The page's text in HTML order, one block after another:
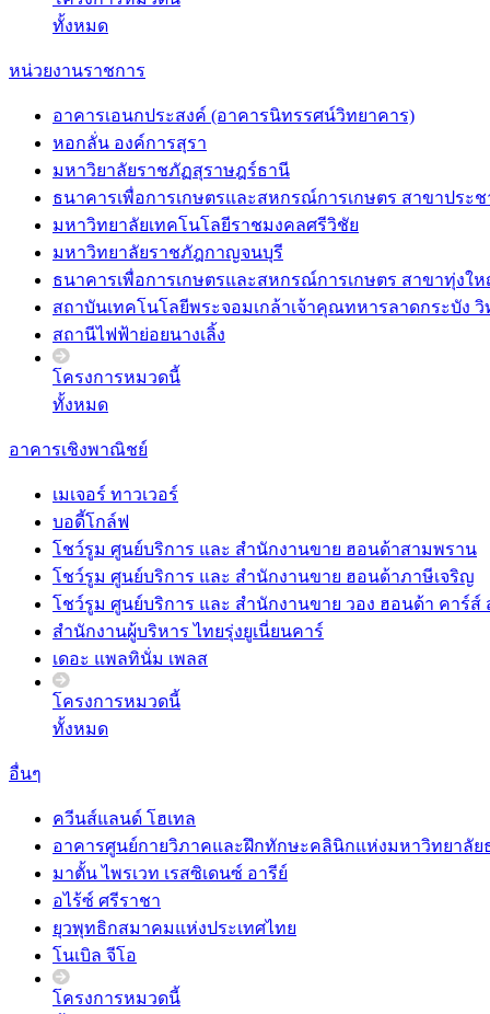
ทั้งหมด
หน่วยงานราชการ
อาคารเอนกประสงค์ (อาคารนิทรรศน์วิทยาคาร)
หอกลั่น องค์การสุรา
มหาวิยาลัยราชภัฏสุราษฎร์ธานี
ธนาคารเพื่อการเกษตรและสหกรณ์การเกษตร สาขาประ
มหาวิทยาลัยเทคโนโลยีราชมงคลศรีวิชัย
มหาวิทยาลัยราชภัฎกาญจนบุรี
ธนาคารเพื่อการเกษตรและสหกรณ์การเกษตร สาขาทุ่งใ
สถาบันเทคโนโลยีพระจอมเกล้าเจ้าคุณทหารลาดกระบัง
สถานีไฟฟ้าย่อยนางเลิ้ง
โครงการหมวดนี้
ทั้งหมด
อาคารเชิงพาณิชย์
เมเจอร์ ทาวเวอร์
บอดี้โกล์ฟ
โชว์รูม ศูนย์บริการ และ สำนักงานขาย ฮอนด้าสามพราน
โชว์รูม ศูนย์บริการ และ สำนักงานขาย ฮอนด้าภาษีเจริญ
โชว์รูม ศูนย์บริการ และ สำนักงานขาย วอง ฮอนด้า คาร์
สำนักงานผู้บริหาร ไทยรุ่งยูเนี่ยนคาร์
เดอะ แพลทินั่ม เพลส
โครงการหมวดนี้
ทั้งหมด
อื่นๆ
ควีนส์แลนด์ โฮเทล
อาคารศูนย์กายวิภาคและฝึกทักษะคลินิกแห่งมหาวิทยาลัย
มาตั้น ไพรเวท เรสซิเดนซ์ อารีย์
อไร้ซ์ ศรีราชา
ยุวพุทธิกสมาคมแห่งประเทศไทย
โนเบิล จีโอ
โครงการหมวดนี้